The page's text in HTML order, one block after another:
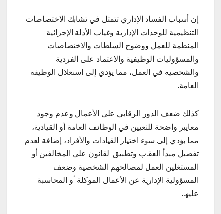
إن أسباب الفساد الإداري تتمثل في تشابك الاختصاصات
التنظيمية للوحدات الإدارية وغياب الأدلة الإجرائية
المنظمة للعمل ووضوح السلطات والاختصاصات
والمسؤوليات الوظيفية والاعتماد على الفردية
والشخصية في العمل، مما يؤدي إلى استغلال الوظيفة
العامة.
كذلك ضعف الدور الرقابي على الأعمال وعدم وجود
معايير واضحة للتعيين في الوظائف العامة أو القيادية،
مما يؤدي إلى سوء اختيار القيادات والأفراد، إضافة لعدم
تفصيل مبدأ العقاب وتطبيق القانون على المخالفين أو
المستغلين العمل لمصالحهم الشخصية وضعف
المسؤولية الإدارية عن الأعمال الموكلة أو المحاسبة
عليها.